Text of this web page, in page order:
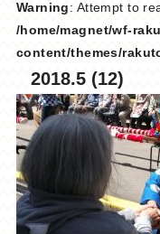
Warning: Attempt to
/home/magnet/wf-
content/themes/
2018.5 (12)